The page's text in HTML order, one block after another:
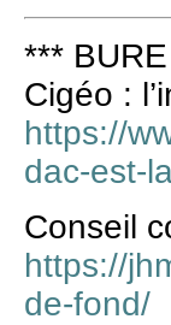
***
Cigéo :
https://
dac-est-
Conseil
https://
de-fond/